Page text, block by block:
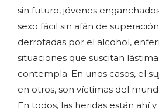
sin futuro, jóvenes
sexo fácil sin afán de
derrotadas por el alcohol,
situaciones que suscitan
contempla. En unos casos, el
en otros, son víctimas del
En todos, las heridas están ahí